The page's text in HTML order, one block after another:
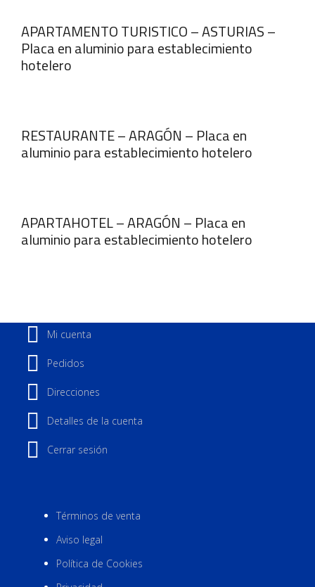
APARTAMENTO TURISTICO – ASTURIAS –
Placa en aluminio para establecimiento
hotelero
RESTAURANTE – ARAGÓN – Placa en
aluminio para establecimiento hotelero
APARTAHOTEL – ARAGÓN – Placa en
aluminio para establecimiento hotelero
Mi cuenta
Pedidos
Direcciones
Detalles de la cuenta
Cerrar sesión
Términos de venta
Aviso legal
Política de Cookies